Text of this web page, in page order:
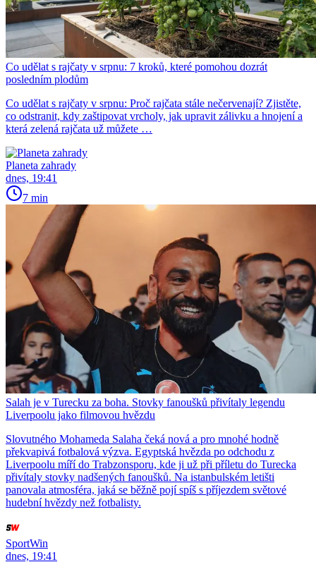
Co udělat s rajčaty v srpnu: 7 kroků, které pomohou dozrát
posledním plodům
Co udělat s rajčaty v srpnu: Proč rajčata stále nečervenají? Zjistěte,
co odstranit, kdy zaštipovat vrcholy, jak upravit zálivku a hnojení a
která zelená rajčata už můžete …
Planeta zahrady
dnes, 19:41
7 min
Salah je v Turecku za boha. Stovky fanoušků přivítaly legendu
Liverpoolu jako filmovou hvězdu
Slovutného Mohameda Salaha čeká nová a pro mnohé hodně
překvapivá fotbalová výzva. Egyptská hvězda po odchodu z
Liverpoolu míří do Trabzonsporu, kde ji už při příletu do Turecka
přivítaly stovky nadšených fanoušků. Na istanbulském letišti
panovala atmosféra, jaká se běžně pojí spíš s příjezdem světové
hudební hvězdy než fotbalisty.
SportWin
dnes, 19:41